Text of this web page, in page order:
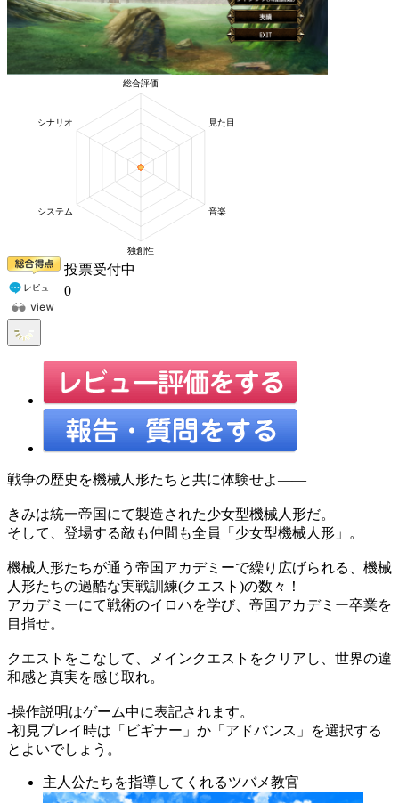
投票受付中
0
戦争の歴史を機械人形たちと共に体験せよ――
きみは統一帝国にて製造された少女型機械人形だ。
そして、登場する敵も仲間も全員「少女型機械人形」。
機械人形たちが通う帝国アカデミーで繰り広げられる、機械
人形たちの過酷な実戦訓練(クエスト)の数々！
アカデミーにて戦術のイロハを学び、帝国アカデミー卒業を
目指せ。
クエストをこなして、メインクエストをクリアし、世界の違
和感と真実を感じ取れ。
-操作説明はゲーム中に表記されます。
-初見プレイ時は「ビギナー」か「アドバンス」を選択する
とよいでしょう。
主人公たちを指導してくれるツバメ教官